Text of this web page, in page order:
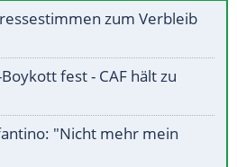
zum Verbleib
Boykott fest - CAF hält zu
"Nicht mehr mein